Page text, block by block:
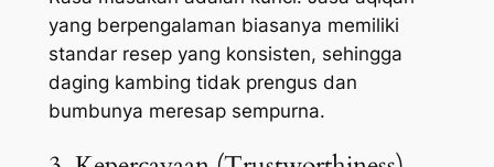
yang berpengalaman biasanya memiliki
standar resep yang konsisten, sehingga
daging kambing tidak prengus dan
bumbunya meresap sempurna.